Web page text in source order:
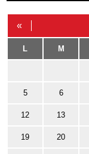
«
L M
5 6
12 13
19 20